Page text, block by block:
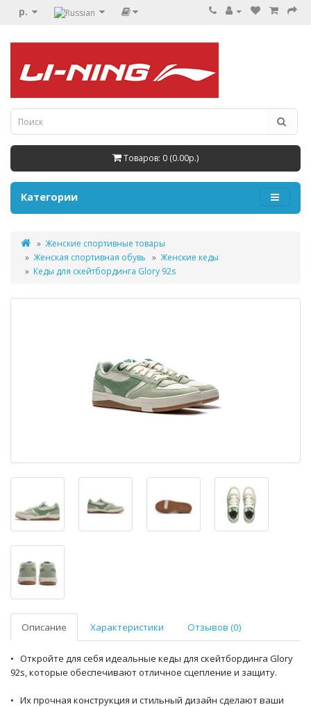
р.
Товаров: 0 (0.00р.)
Категории
Женские спортивные товары
Женская спортивная обувь
Женские кеды
Кеды для скейтбординга Glory 92s
Описание Характеристики Отзывов (0)
• Откройте для себя идеальные кеды для скейтбординга Glory
92s, которые обеспечивают отличное сцепление и защиту.
• Их прочная конструкция и стильный дизайн сделают ваши